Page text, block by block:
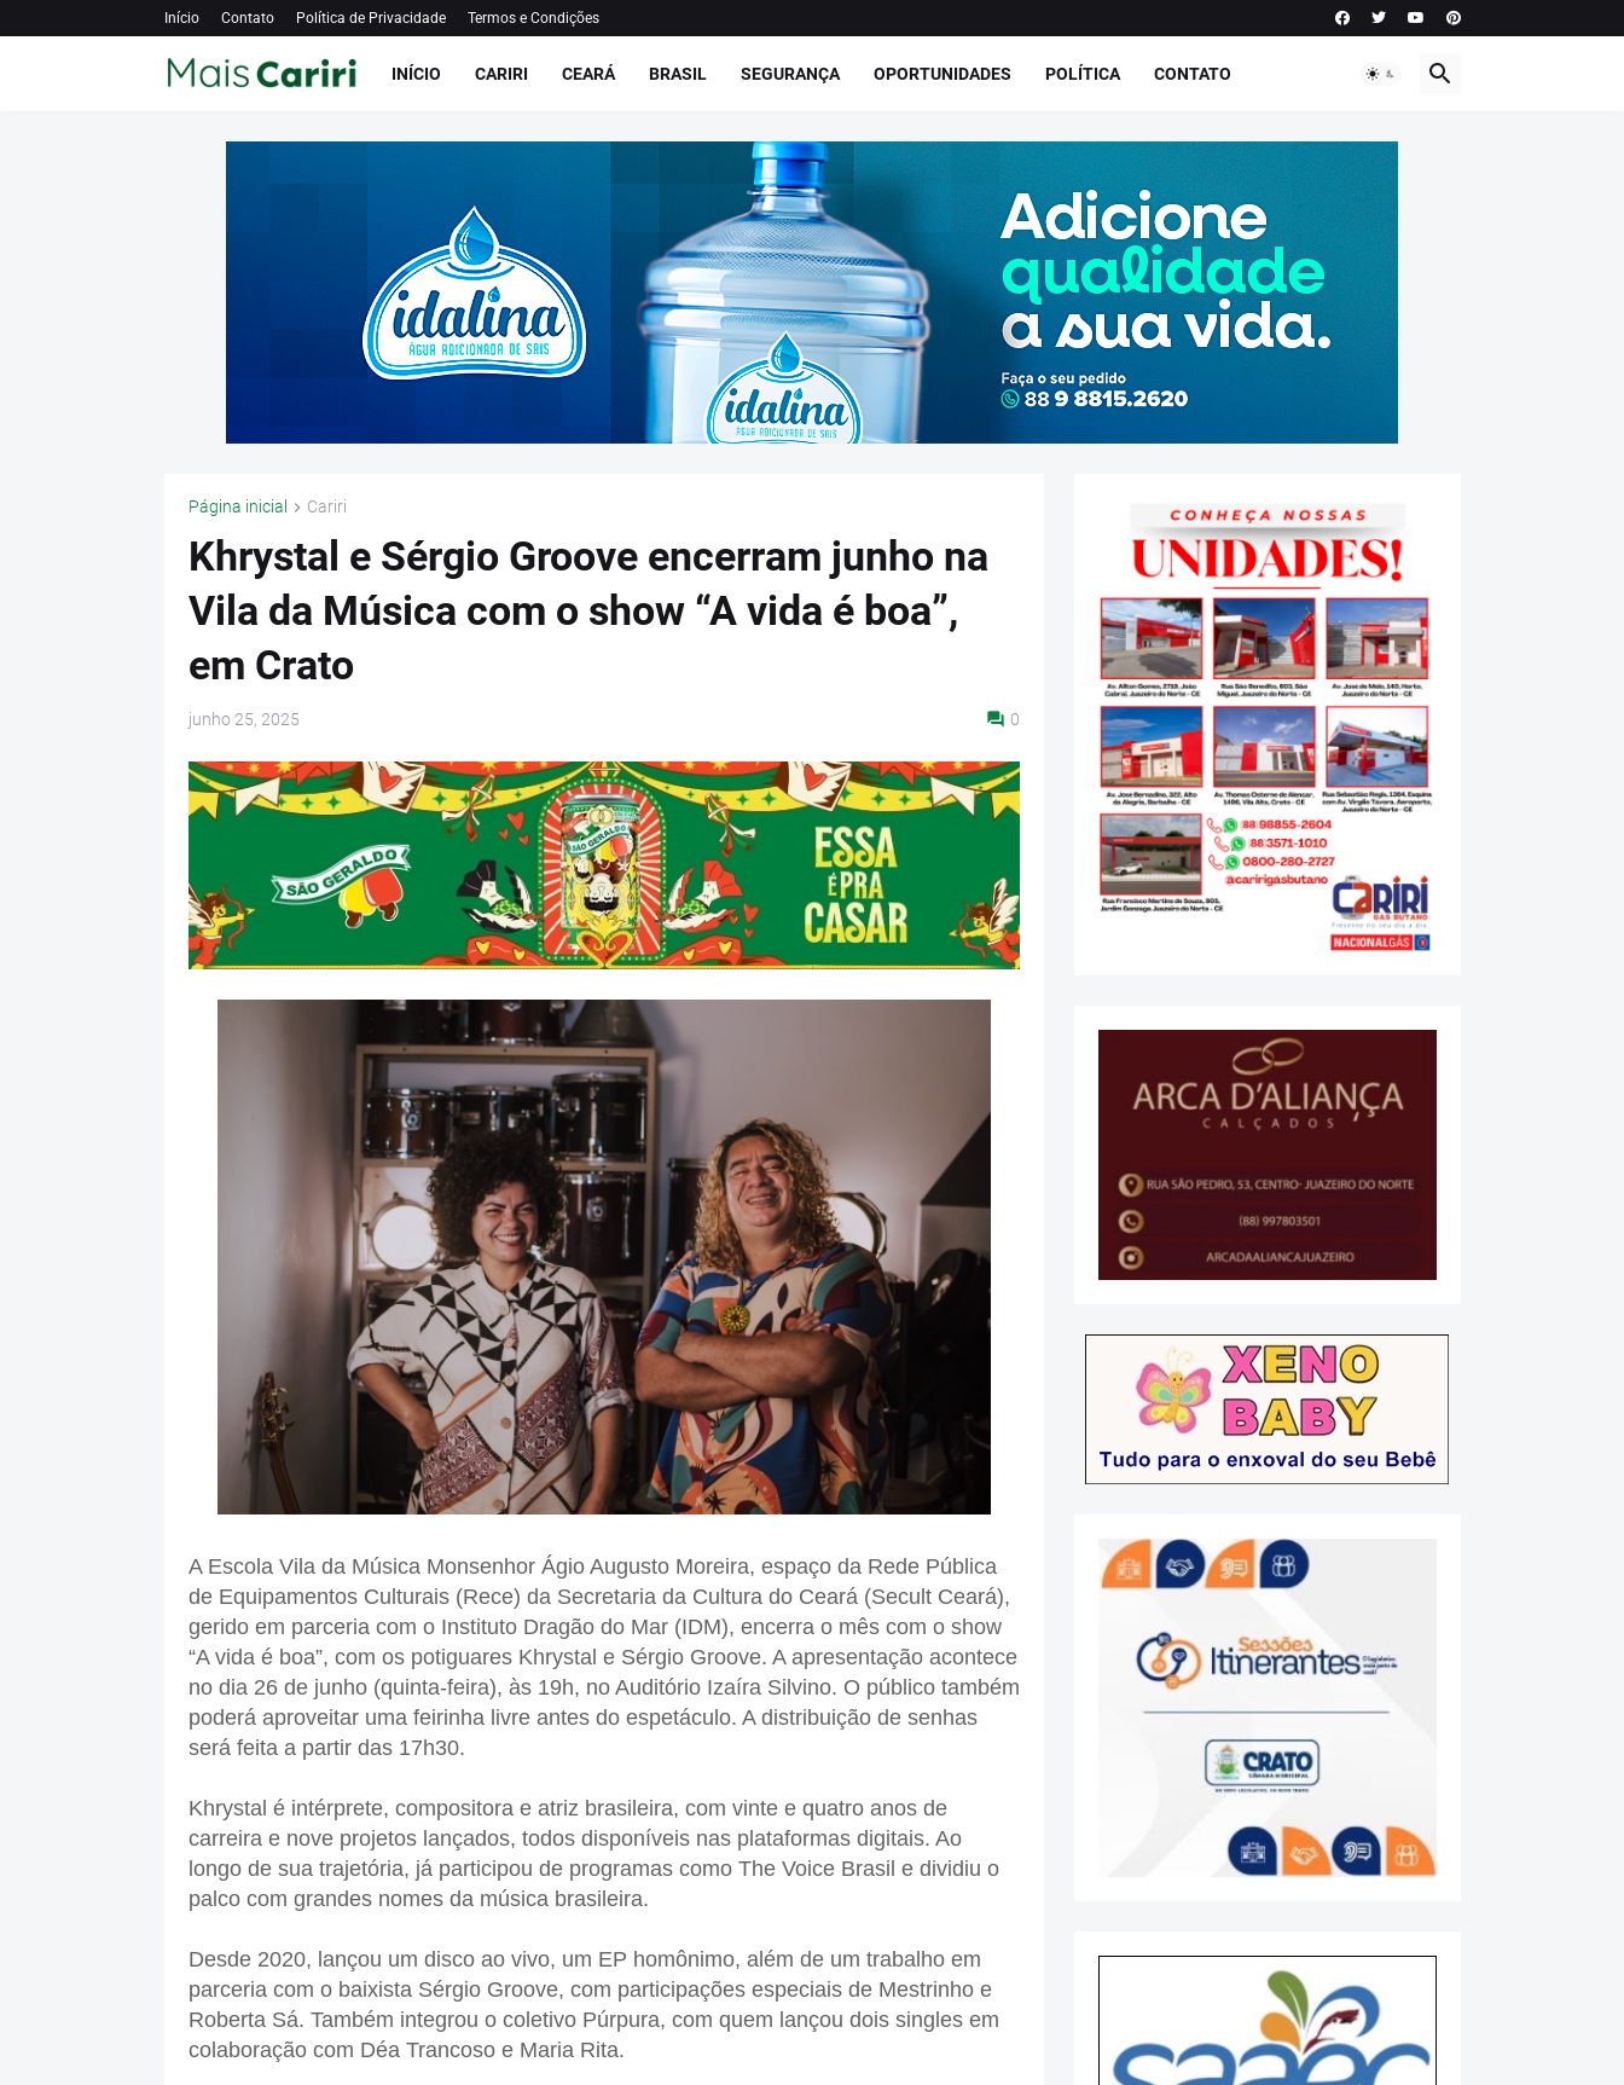
Início Contato Política de Privacidade Termos e Condições
INÍCIO CARIRI CEARÁ BRASIL SEGURANÇA OPORTUNIDADES POLÍTICA CONTATO
Página inicial Cariri
Khrystal e Sérgio Groove encerram junho na
Vila da Música com o show “A vida é boa”,
em Crato
junho 25, 2025 0
A Escola Vila da Música Monsenhor Ágio Augusto Moreira, espaço da Rede Pública
de Equipamentos Culturais (Rece) da Secretaria da Cultura do Ceará (Secult Ceará),
gerido em parceria com o Instituto Dragão do Mar (IDM), encerra o mês com o show
“A vida é boa”, com os potiguares Khrystal e Sérgio Groove. A apresentação acontece
no dia 26 de junho (quinta-feira), às 19h, no Auditório Izaíra Silvino. O público também
poderá aproveitar uma feirinha livre antes do espetáculo. A distribuição de senhas
será feita a partir das 17h30.
Khrystal é intérprete, compositora e atriz brasileira, com vinte e quatro anos de
carreira e nove projetos lançados, todos disponíveis nas plataformas digitais. Ao
longo de sua trajetória, já participou de programas como The Voice Brasil e dividiu o
palco com grandes nomes da música brasileira.
Desde 2020, lançou um disco ao vivo, um EP homônimo, além de um trabalho em
parceria com o baixista Sérgio Groove, com participações especiais de Mestrinho e
Roberta Sá. Também integrou o coletivo Púrpura, com quem lançou dois singles em
colaboração com Déa Trancoso e Maria Rita.